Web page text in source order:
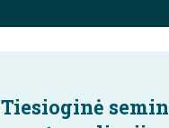
Tiesioginė